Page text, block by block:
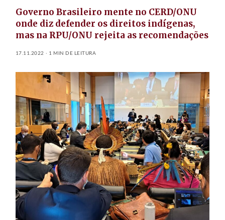
Governo Brasileiro mente no CERD/ONU
onde diz defender os direitos indígenas,
mas na RPU/ONU rejeita as recomendações
17.11.2022 1 MIN DE LEITURA